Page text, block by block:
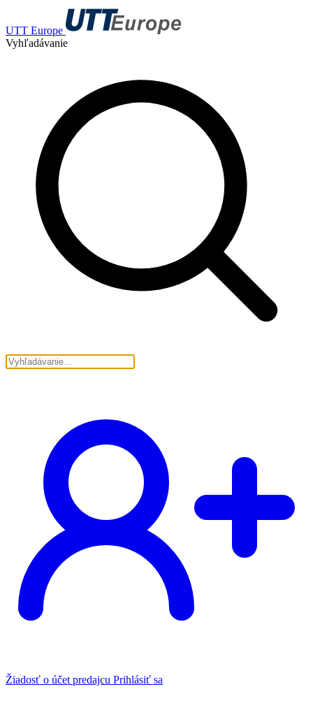
UTT Europe
Vyhľadávanie
Žiadosť o účet predajcu Prihlásiť sa